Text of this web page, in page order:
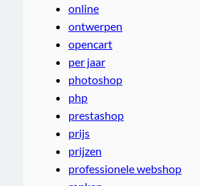
online
ontwerpen
opencart
per jaar
photoshop
php
prestashop
prijs
prijzen
professionele webshop